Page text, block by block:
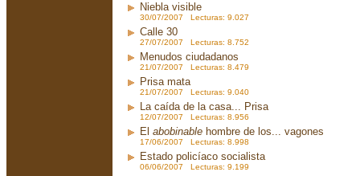
Niebla visible
30/07/2007 Lecturas: 9.027
Calle 30
27/07/2007 Lecturas: 8.752
Menudos ciudadanos
21/07/2007 Lecturas: 8.479
Prisa mata
21/07/2007 Lecturas: 9.040
La caída de la casa... Prisa
12/07/2007 Lecturas: 8.956
El abobinable hombre de los... vagones
17/06/2007 Lecturas: 8.998
Estado policíaco socialista
06/06/2007 Lecturas: 9.199